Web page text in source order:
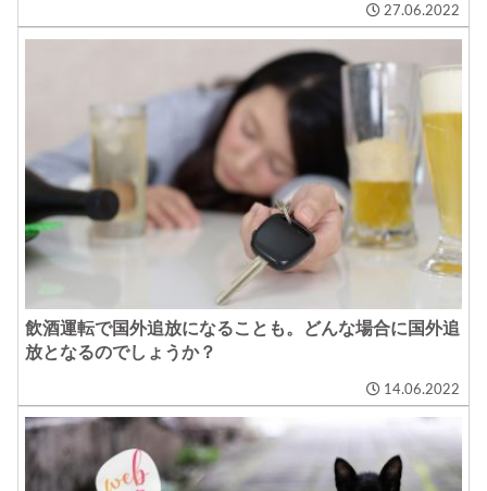
27.06.2022
飲酒運転で国外追放になることも。どんな場合に国外追
放となるのでしょうか？
14.06.2022